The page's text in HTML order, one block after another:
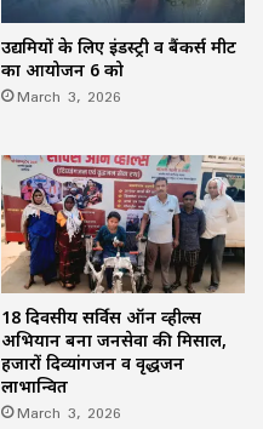
उद्यमियों के लिए इंडस्ट्री व बैंकर्स मीट
का आयोजन 6 को
March 3, 2026
18 दिवसीय सर्विस ऑन व्हील्स
अभियान बना जनसेवा की मिसाल,
हजारों दिव्यांगजन व वृद्धजन
लाभान्वित
March 3, 2026